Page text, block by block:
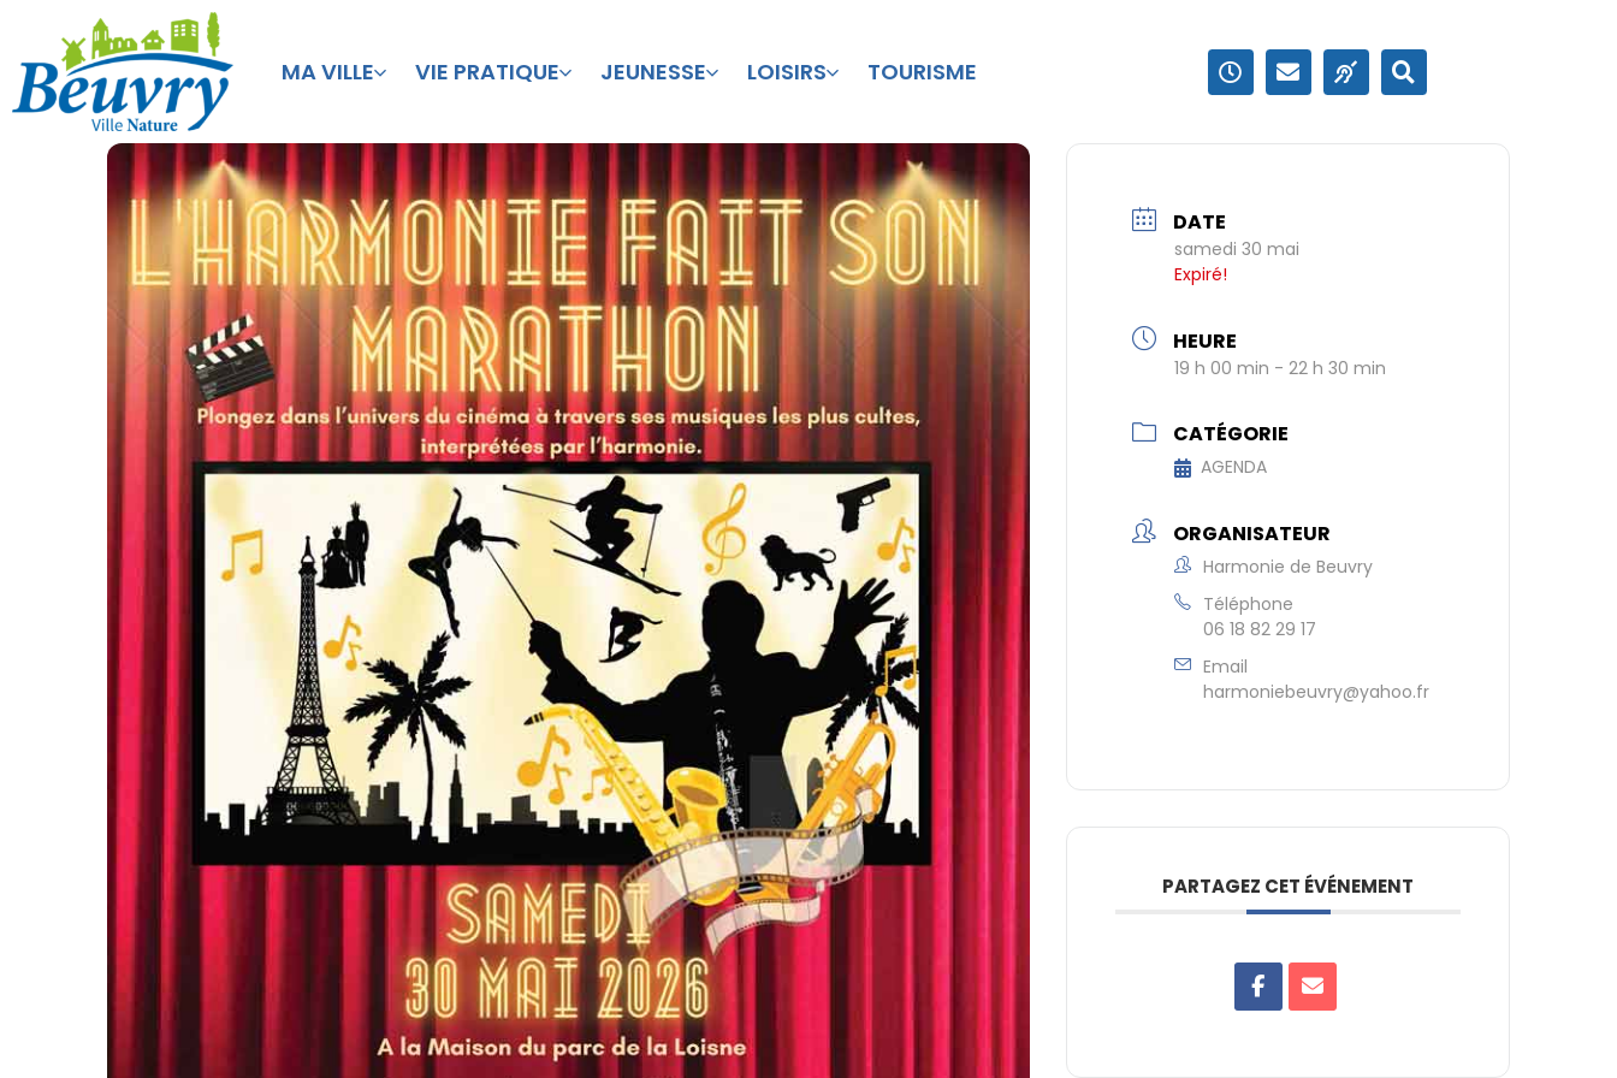
MA VILLE VIE PRATIQUE JEUNESSE LOISIRS TOURISME
DATE
samedi 30 mai
Expiré!
HEURE
19 h 00 min - 22 h 30 min
CATÉGORIE
AGENDA
ORGANISATEUR
Harmonie de Beuvry
Téléphone
06 18 82 29 17
Email
harmoniebeuvry@yahoo.fr
PARTAGEZ CET ÉVÉNEMENT